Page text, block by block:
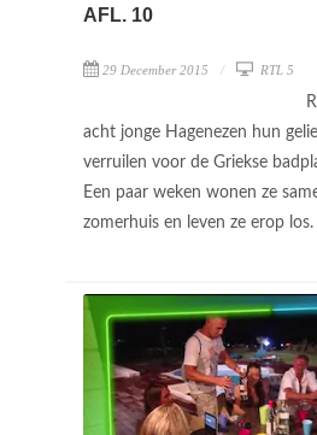
AFL. 10
29 December 2015 RTL 5
acht jonge Hagenezen hun
verruilen voor de Griekse
Een paar weken wonen ze
zomerhuis en leven ze erop los.